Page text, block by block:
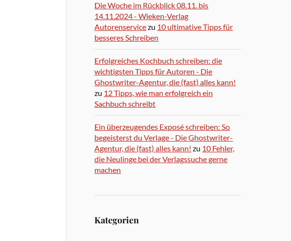
Die Woche im Rückblick 08.11. bis
14.11.2024 - Wieken-Verlag
Autorenservicezu 10 ultimative Tipps für
besseres Schreiben
Erfolgreiches Kochbuch schreiben: die
wichtigsten Tipps für Autoren - Die
Ghostwriter-Agentur, die (fast) alles kann!
zu 12 Tipps, wie man erfolgreich ein
Sachbuch schreibt
Ein überzeugendes Exposé schreiben: So
begeisterst du Verlage - Die Ghostwriter-
Agentur, die (fast) alles kann! zu 10 Fehler,
die Neulinge bei der Verlagssuche gerne
machen
Kategorien